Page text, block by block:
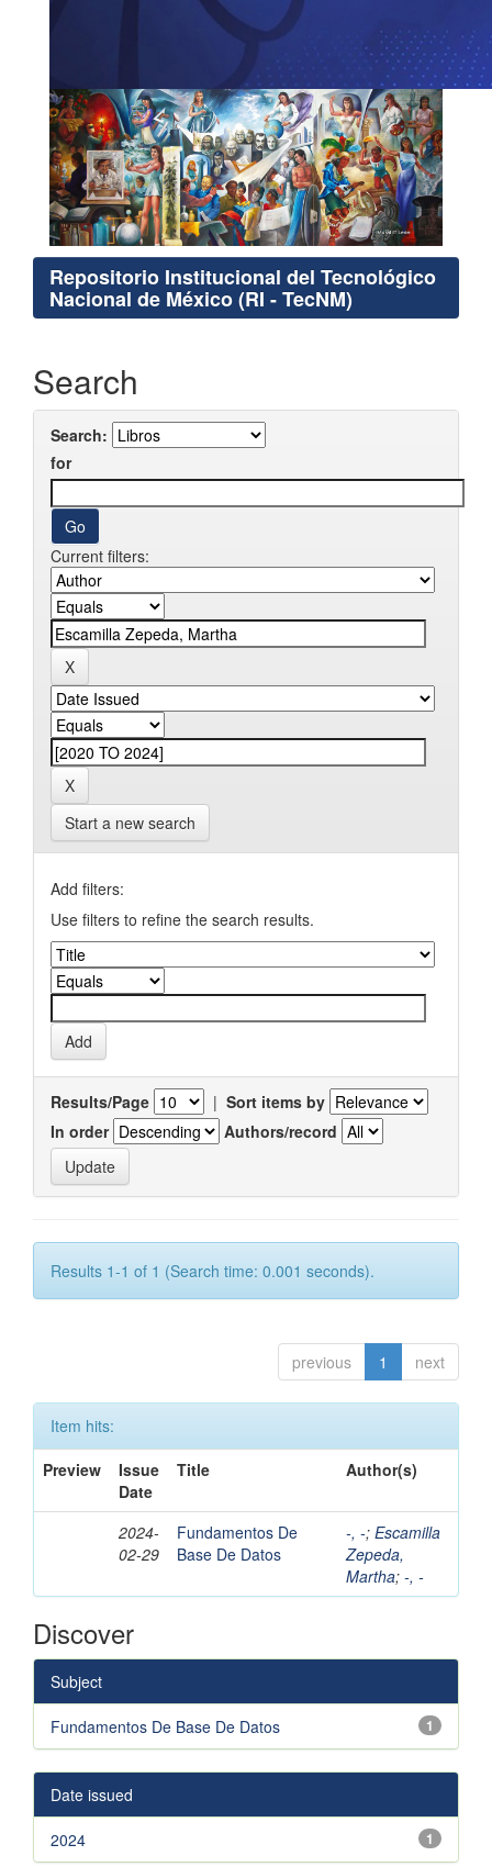
Repositorio Institucional del Tecnológico
Nacional de México (RI - TecNM)
Search
Search:
for
Current filters:
Start a new search
Add filters:
Use filters to refine the search results.
Results/Page | Sort items by
In order
Authors/record
Results 1-1 of 1 (Search time: 0.001 seconds).
previous 1 next
Item hits:
Preview
Issue
Date
Title Author(s)
2024-
02-29
Fundamentos De
Base De Datos
-, -; Escamilla
Zepeda,
Martha; -, -
Discover
Subject
1
Fundamentos De Base De Datos
Date issued
1
2024